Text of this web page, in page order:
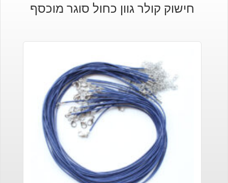
חישוק קולר גוון כחול סוגר מוכסף